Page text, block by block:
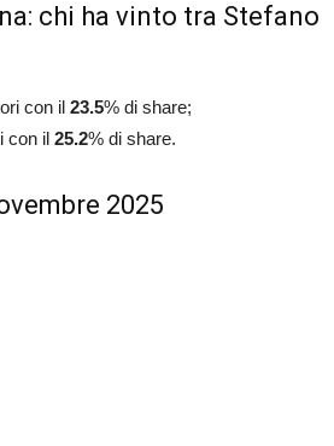
chi ha vinto tra Stefano
con il 23.5% di share;
con il 25.2% di share.
2025